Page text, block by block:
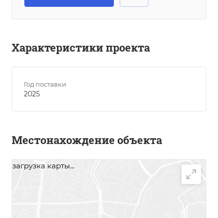
Характеристики проекта
Год поставки
2025
Местонахождение объекта
загрузка карты...